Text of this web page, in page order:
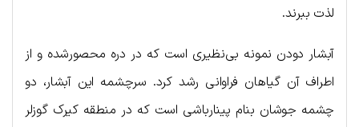
لذت ببرند.
آبشار دودن نمونه بی‌نظیری است که در دره محصورشده و از
اطراف آن گیاهان فراوانی رشد کرد. سرچشمه این آبشار، دو
چشمه جوشان بنام پینارباشی است که در منطقه کیرک گوزلر